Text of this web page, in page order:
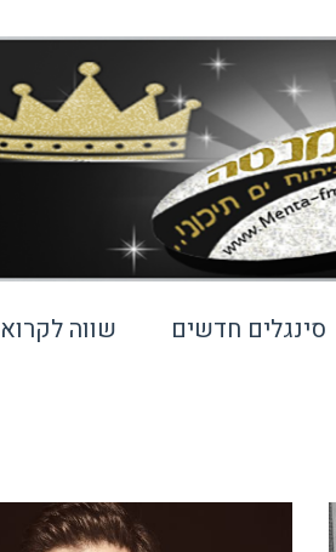
סינגלים חדשים שווה לקרוא